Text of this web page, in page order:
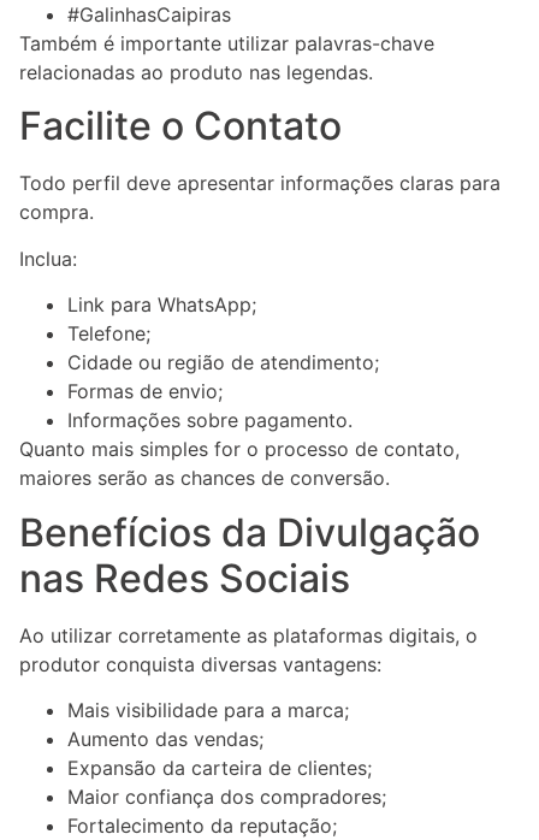
#GalinhasCaipiras
Também é importante utilizar palavras-chave
relacionadas ao produto nas legendas.
Facilite o Contato
Todo perfil deve apresentar informações claras para
compra.
Inclua:
Link para WhatsApp;
Telefone;
Cidade ou região de atendimento;
Formas de envio;
Informações sobre pagamento.
Quanto mais simples for o processo de contato,
maiores serão as chances de conversão.
Benefícios da Divulgação
nas Redes Sociais
Ao utilizar corretamente as plataformas digitais, o
produtor conquista diversas vantagens:
Mais visibilidade para a marca;
Aumento das vendas;
Expansão da carteira de clientes;
Maior confiança dos compradores;
Fortalecimento da reputação;